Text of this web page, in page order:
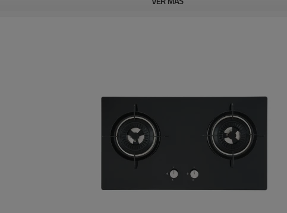
GN/GLP
NG: 5,2/1,8/1,8/5,2
GLP: 5,0/1,3/1,3/5,0
CA (110 V ~ 130 V/220 V ~ 240 V) o CC (1,5 V)
Dispositivo de falla de llama
960*520 mm